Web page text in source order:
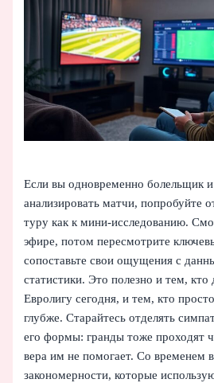
Если вы одновременно болельщик
анализировать матчи, попробуйте
туру как к мини-исследованию.
эфире, потом пересмотрите
сопоставьте свои ощущения с
статистики. Это полезно и тем, кто
Евролигу сегодня, и тем, кто
глубже. Старайтесь отделять
его формы: гранды тоже проходят
вера им не помогает. Со временем
закономерности, которые